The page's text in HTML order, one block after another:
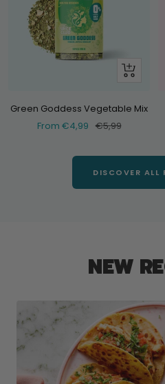
Look
Green Goddess Vegetable Mix
Selling
From €4,99 Normal
€5,99
DISCOVER ALL
NEW